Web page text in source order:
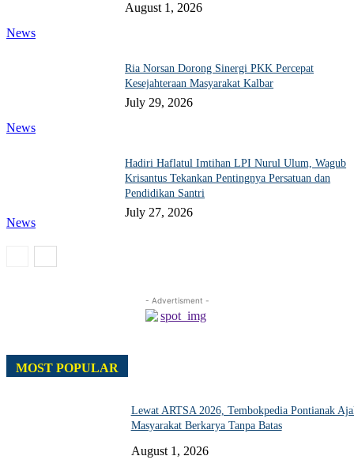
News
August 1, 2026
News
Ria Norsan Dorong Sinergi PKK Percepat
Kesejahteraan Masyarakat Kalbar
July 29, 2026
News
Hadiri Haflatul Imtihan LPI Nurul Ulum, Wagub
Krisantus Tekankan Pentingnya Persatuan dan
Pendidikan Santri
July 27, 2026
- Advertisment -
MOST POPULAR
Lewat ARTSA 2026, Tembokpedia Pontianak
Masyarakat Berkarya Tanpa Batas
August 1, 2026